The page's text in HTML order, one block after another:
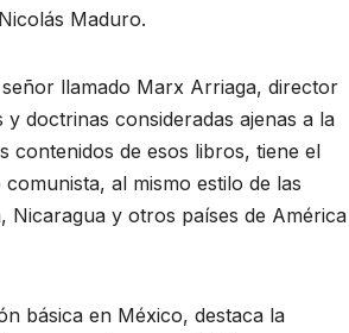
Maduro.
llamado Marx Arriaga, director
doctrinas consideradas ajenas a la
contenidos de esos libros, tiene el
al mismo estilo de las
Nicaragua y otros países de América
básica en México, destaca la